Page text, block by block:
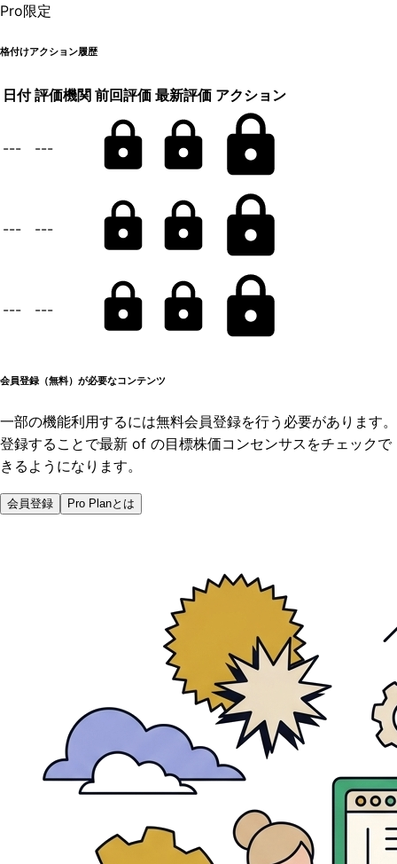
Pro限定
格付けアクション履歴
日付 評価機関 前回評価 最新評価 アクション
--- ---
--- ---
--- ---
会員登録（無料）が必要なコンテンツ
一部の機能利用するには無料会員登録を行う必要があります。
登録することで最新 of の目標株価コンセンサスをチェックで
きるようになります。
会員登録 Pro Planとは